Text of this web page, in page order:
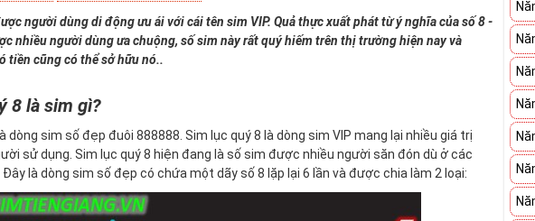
người dùng di động ưu ái với cái tên sim VIP. Quả thực xuất phát từ ý nghĩa của số 8 -
nhiều người dùng ưa chuộng, số sim này rất quý hiếm trên thị trường hiện nay và
tiền cũng có thể sở hữu nó..
8 là sim gì?
là dòng sim số đẹp đuôi 888888. Sim lục quý 8 là dòng sim VIP mang lại nhiều giá trị
sử dụng. Sim lục quý 8 hiện đang là số sim được nhiều người săn đón dù ở các
Đây là dòng sim số đẹp có chứa một dãy số 8 lặp lại 6 lần và được chia làm 2 loại: